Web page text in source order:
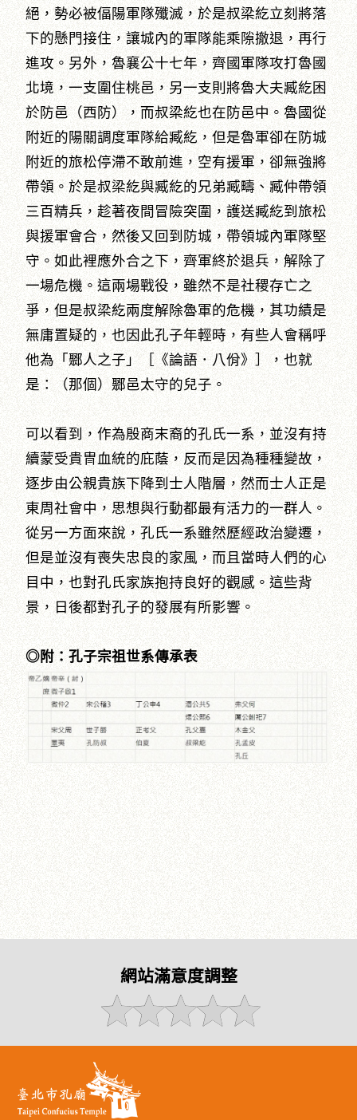
絕，勢必被偪陽軍隊殲滅，於是叔梁紇立刻將落
下的懸門接住，讓城內的軍隊能乘隙撤退，再行
進攻。另外，魯襄公十七年，齊國軍隊攻打魯國
北境，一支圍住桃邑，另一支則將魯大夫臧紇困
於防邑（西防），而叔梁紇也在防邑中。魯國從
附近的陽關調度軍隊給臧紇，但是魯軍卻在防城
附近的旅松停滯不敢前進，空有援軍，卻無強將
帶領。於是叔梁紇與臧紇的兄弟臧疇、臧仲帶領
三百精兵，趁著夜間冒險突圍，護送臧紇到旅松
與援軍會合，然後又回到防城，帶領城內軍隊堅
守。如此裡應外合之下，齊軍終於退兵，解除了
一場危機。這兩場戰役，雖然不是社稷存亡之
爭，但是叔梁紇兩度解除魯軍的危機，其功績是
無庸置疑的，也因此孔子年輕時，有些人會稱呼
他為「鄹人之子」［《論語．八佾》］，也就
是：（那個）鄹邑太守的兒子。
可以看到，作為殷商末裔的孔氏一系，並沒有持
續蒙受貴冑血統的庇蔭，反而是因為種種變故，
逐步由公親貴族下降到士人階層，然而士人正是
東周社會中，思想與行動都最有活力的一群人。
從另一方面來說，孔氏一系雖然歷經政治變遷，
但是並沒有喪失忠良的家風，而且當時人們的心
目中，也對孔氏家族抱持良好的觀感。這些背
景，日後都對孔子的發展有所影響。
◎附：孔子宗祖世系傳承表
網站滿意度調整